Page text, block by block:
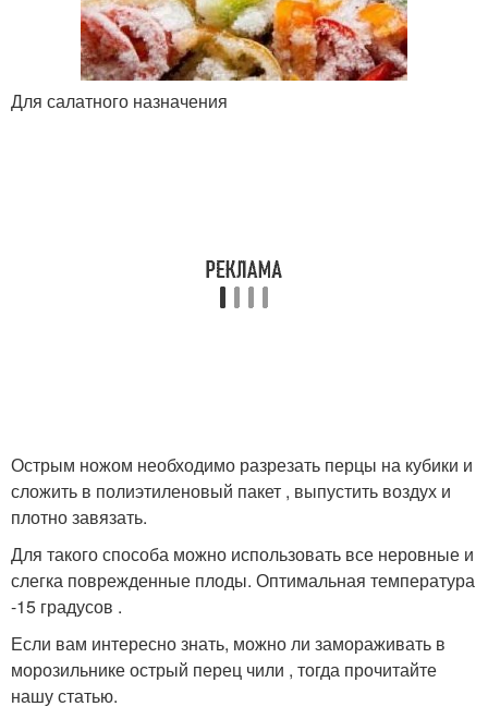
Для салатного назначения
Острым ножом необходимо разрезать перцы на кубики и
сложить в полиэтиленовый пакет , выпустить воздух и
плотно завязать.
Для такого способа можно использовать все неровные и
слегка поврежденные плоды. Оптимальная температура
-15 градусов .
Если вам интересно знать, можно ли замораживать в
морозильнике острый перец чили , тогда прочитайте
нашу статью.